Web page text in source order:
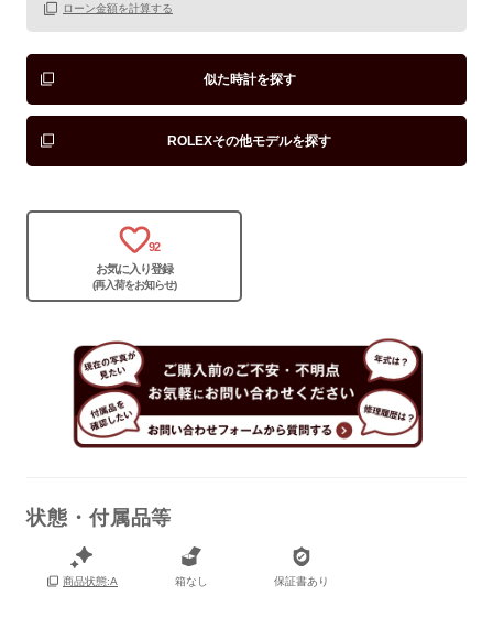
ローン金額を計算する
似た時計を探す
ROLEXその他モデルを探す
92
お気に入り登録
(再入荷をお知らせ)
状態・付属品等
商品状態:A 箱なし 保証書あり
箱